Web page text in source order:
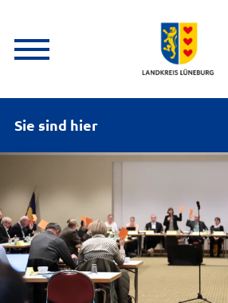
Sie sind hier